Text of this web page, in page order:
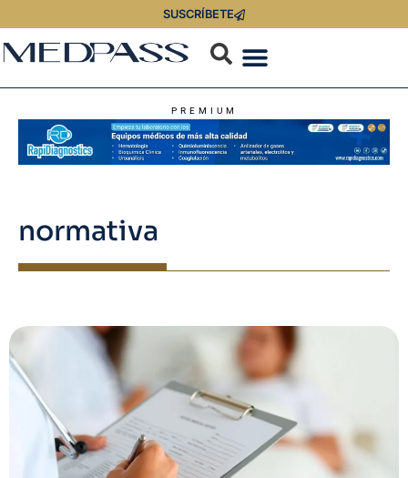
SUSCRÍBETE
PREMIUM
normativa